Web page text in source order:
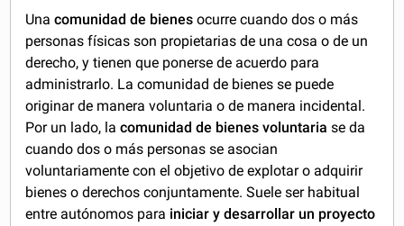
Unacomunidad de bienes ocurre cuando dos o más
personas físicas son propietarias de una cosa o de un
derecho, y tienen que ponerse de acuerdo para
administrarlo. La comunidad de bienes se puede
originar de manera voluntaria o de manera incidental.
Por un lado, lacomunidad de bienes voluntaria se da
cuando dos o más personas se asocian
voluntariamente con el objetivo de explotar o adquirir
bienes o derechos conjuntamente. Suele ser habitual
entre autónomos para iniciar y desarrollar un proyecto